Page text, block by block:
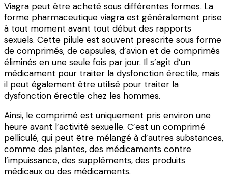
Viagra peut être acheté sous différentes formes. La
forme pharmaceutique viagra est généralement prise
à tout moment avant tout début des rapports
sexuels. Cette pilule est souvent prescrite sous forme
de comprimés, de capsules, d’avion et de comprimés
éliminés en une seule fois par jour. Il s’agit d’un
médicament pour traiter la dysfonction érectile, mais
il peut également être utilisé pour traiter la
dysfonction érectile chez les hommes.
Ainsi, le comprimé est uniquement pris environ une
heure avant l’activité sexuelle. C’est un comprimé
pelliculé, qui peut être mélangé à d’autres substances,
comme des plantes, des médicaments contre
l’impuissance, des suppléments, des produits
médicaux ou des médicaments.